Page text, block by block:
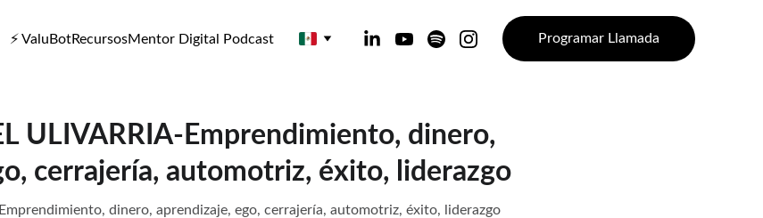
⚡ ValuBotRecursosMentor Digital Podcast Programar Llamada
ULIVARRIA-Emprendimiento, dinero,
cerrajería, automotriz, éxito, liderazgo
dinero, aprendizaje, ego, cerrajería, automotriz, éxito, liderazgo